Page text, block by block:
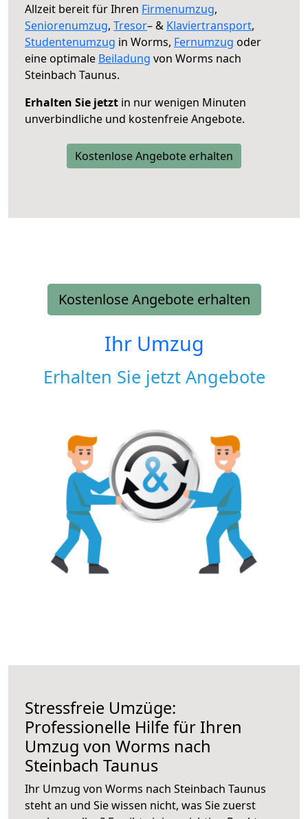
Allzeit bereit für Ihren Firmenumzug,
Seniorenumzug, Tresor– & Klaviertransport,
Studentenumzug in Worms, Fernumzug oder
eine optimale Beiladung von Worms nach
Steinbach Taunus.
Erhalten Sie jetzt in nur wenigen Minuten
unverbindliche und kostenfreie Angebote.
Kostenlose Angebote erhalten
Kostenlose Angebote erhalten
Ihr Umzug
Erhalten Sie jetzt Angebote
Stressfreie Umzüge:
Professionelle Hilfe für Ihren
Umzug von Worms nach
Steinbach Taunus
Ihr Umzug von Worms nach Steinbach Taunus
steht an und Sie wissen nicht, was Sie zuerst